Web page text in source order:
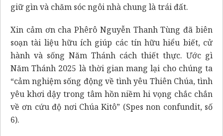
giữ gìn và chăm sóc ngôi nhà chung là trái đất.
Xin cảm ơn cha Phêrô Nguyễn Thanh Tùng đã biên
soạn tài liệu hữu ích giúp các tín hữu hiểu biết, cử
hành và sống Năm Thánh cách thiết thực. Ước gì
Năm Thánh 2025 là thời gian mang lại cho chúng ta
“cảm nghiệm sống động về tình yêu Thiên Chúa, tình
yêu khơi dậy trong tâm hồn niềm hi vọng chắc chắn
về ơn cứu độ nơi Chúa Kitô” (Spes non confundit, số
6).